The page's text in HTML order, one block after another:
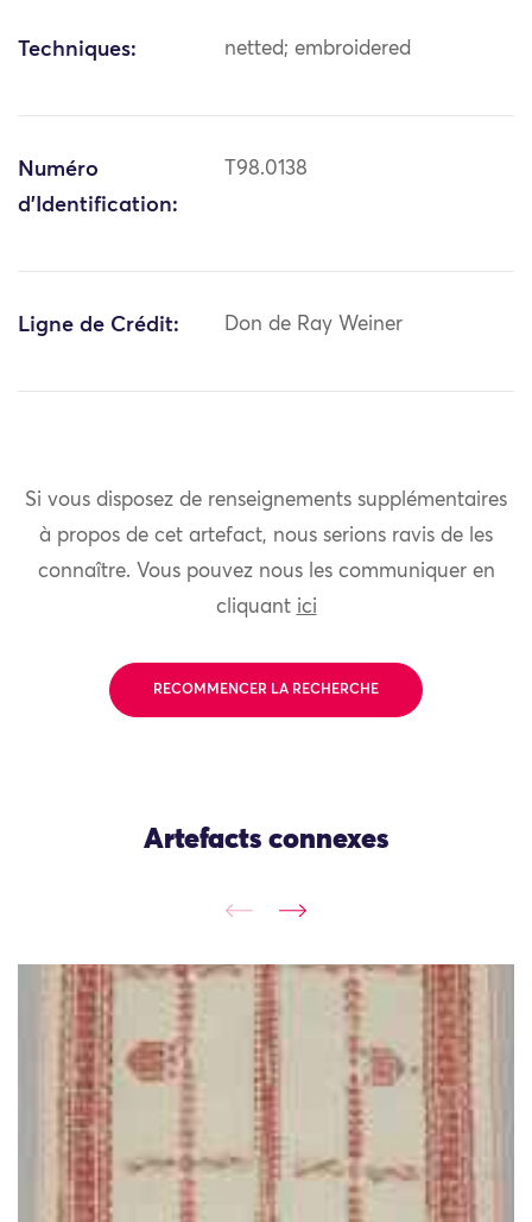
Techniques: netted; embroidered
Numéro
d'Identification:
T98.0138
Ligne de Crédit: Don de Ray Weiner
Si vous disposez de renseignements supplémentaires
à propos de cet artefact, nous serions ravis de les
connaître. Vous pouvez nous les communiquer en
cliquant ici
RECOMMENCER LA RECHERCHE
Artefacts connexes